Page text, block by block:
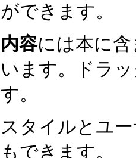
ができます。
内容には本に
います。ドラ
す。
スタイルとユ
もできます。